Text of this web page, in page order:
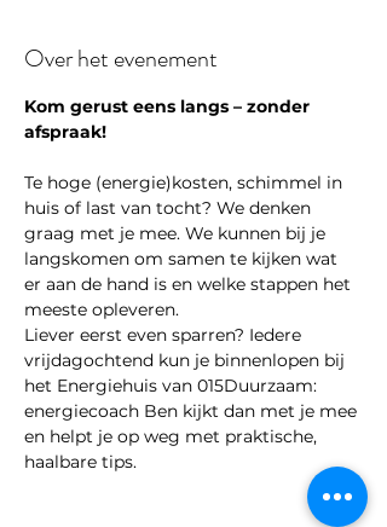
Over het evenement
Kom gerust eens langs – zonder
afspraak!
Te hoge (energie)kosten, schimmel in
huis of last van tocht? We denken
graag met je mee. We kunnen bij je
langskomen om samen te kijken wat
er aan de hand is en welke stappen het
meeste opleveren.
Liever eerst even sparren? Iedere
vrijdagochtend kun je binnenlopen bij
het Energiehuis van 015Duurzaam:
energiecoach Ben kijkt dan met je mee
en helpt je op weg met praktische,
haalbare tips.